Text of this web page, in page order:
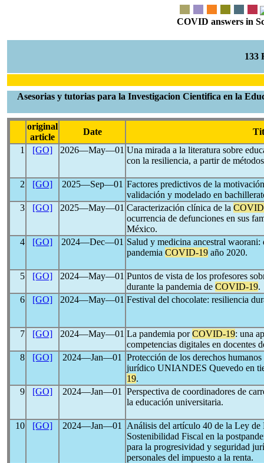
COVID answers in
133
Asesorias y tutorias para la Investigacion Cientifica en la
original
article
Date
1
[GO] 2026―May―01 Una mirada a la literatura sobre
con la resiliencia, a partir de
2 [GO] 2025―Sep―01 Factores predictivos de la
validación y modelado en
3
[GO] 2025―May―01 Caracterización clínica de la
ocurrencia de defunciones en sus
México.
4
[GO] 2024―Dec―01 Salud y medicina ancestral waorani:
pandemia COVID-19 año 2020.
5 [GO] 2024―May―01 Puntos de vista de los profesores
durante la pandemia de COVID-19.
6
[GO] 2024―May―01 Festival del chocolate: resiliencia
7 [GO] 2024―May―01 La pandemia porCOVID-19: una
competencias digitales en docentes
8
[GO] 2024―Jan―01
Protección de los derechos
jurídico UNIANDES Quevedo en
19.
9
[GO] 2024―Jan―01
Perspectiva de coordinadores de
la educación universitaria.
10 [GO] 2024―Jan―01
Análisis del artículo 40 de la Ley
Sostenibilidad Fiscal en la
para la progresividad y seguridad
personales del impuesto a la renta.